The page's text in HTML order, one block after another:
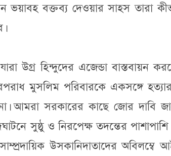
ভয়াবহ বক্তব্য দেওয়ার সাহস তারা
উগ্র হিন্দুদের এজেন্ডা বাস্তবায়ন
মুসলিম পরিবারকে একসঙ্গে
আমরা সরকারের কাছে জোর দাবি
সুষ্ঠু ও নিরপেক্ষ তদন্তের পাশাপাশি
উসকানিদাতাদের